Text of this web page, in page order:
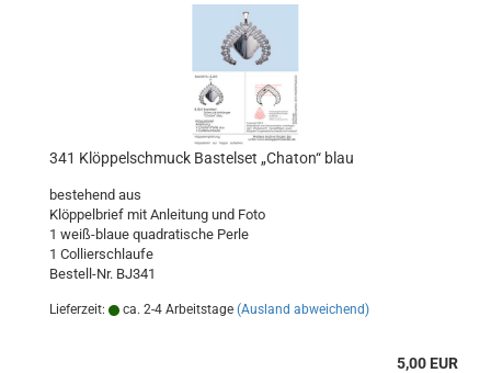
341 Klöppelschmuck Bastelset „Chaton“ blau
bestehend aus
Klöppelbrief mit Anleitung und Foto
1 weiß-blaue quadratische Perle
1 Collierschlaufe
Bestell-Nr. BJ341
Lieferzeit: ca. 2-4 Arbeitstage (Ausland abweichend)
5,00 EUR